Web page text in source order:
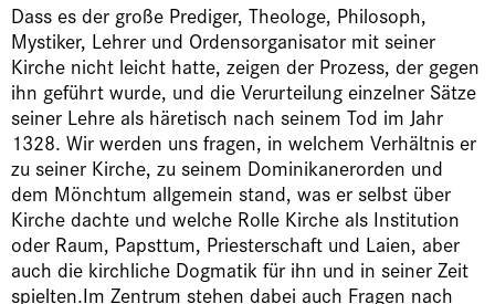
Dass es der große Prediger, Theologe, Philosoph,
Mystiker, Lehrer und Ordensorganisator mit seiner
Kirche nicht leicht hatte, zeigen der Prozess, der gegen
ihn geführt wurde, und die Verurteilung einzelner Sätze
seiner Lehre als häretisch nach seinem Tod im Jahr
1328. Wir werden uns fragen, in welchem Verhältnis er
zu seiner Kirche, zu seinem Dominikanerorden und
dem Mönchtum allgemein stand, was er selbst über
Kirche dachte und welche Rolle Kirche als Institution
oder Raum, Papsttum, Priesterschaft und Laien, aber
auch die kirchliche Dogmatik für ihn und in seiner Zeit
spielten.Im Zentrum stehen dabei auch Fragen nach